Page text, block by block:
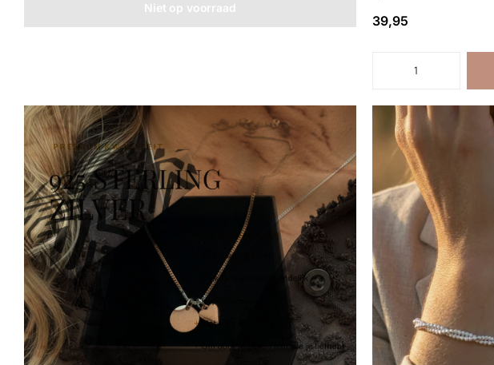
Niet op voorraad
39,95